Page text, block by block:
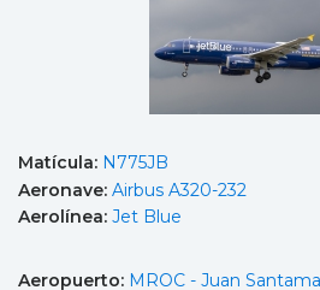
Matícula: N775JB
Aeronave: Airbus A320-232
Aerolínea: Jet Blue
Aeropuerto: MROC - Juan